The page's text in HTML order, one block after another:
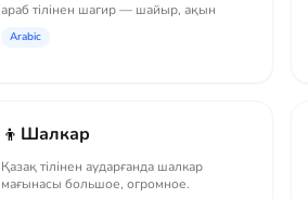
араб тілінен шагир — шайыр, ақын
Arabic
👦 Шалкар
Қазақ тілінен аударғанда шалкар
мағынасы большое, огромное.